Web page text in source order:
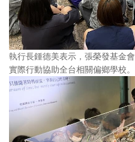
執行長鍾德美表示，張榮發基金
實際行動協助全台相關偏鄉學校。